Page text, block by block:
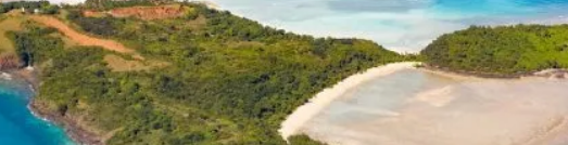
Alltag entfliehen?